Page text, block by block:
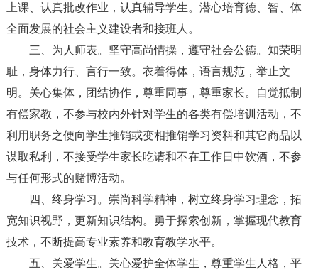
上课、认真批改作业，认真辅导学生。潜心培育德、智、体
全面发展的社会主义建设者和接班人。
三、为人师表。坚守高尚情操，遵守社会公德。知荣明
耻，身体力行、言行一致。衣着得体，语言规范，举止文
明。关心集体，团结协作，尊重同事，尊重家长。自觉抵制
有偿家教，不参与校内外针对学生的各类有偿培训活动，不
利用职务之便向学生推销或变相推销学习资料和其它商品以
谋取私利，不接受学生家长吃请和不在工作日中饮酒，不参
与任何形式的赌博活动。
四、终身学习。崇尚科学精神，树立终身学习理念，拓
宽知识视野，更新知识结构。勇于探索创新，掌握现代教育
技术，不断提高专业素养和教育教学水平。
五、关爱学生。关心爱护全体学生，尊重学生人格，平